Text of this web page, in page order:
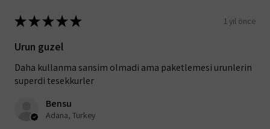
★★★★★ 1 yıl önce
Urun guzel
Daha kullanma sansim olmadi ama paketlemesi urunlerin
superdi tesekkurler
Bensu
Adana, Turkey